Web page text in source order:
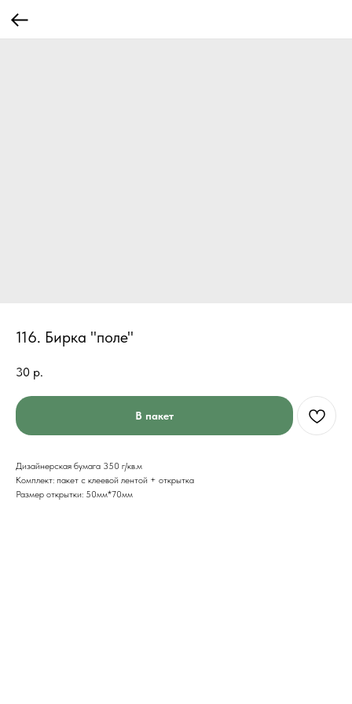
116. Бирка "поле"
30 р.
В пакет
Дизайнерская бумага 350 г/кв.м
Комплект: пакет с клеевой лентой + открытка
Размер открытки: 50мм*70мм